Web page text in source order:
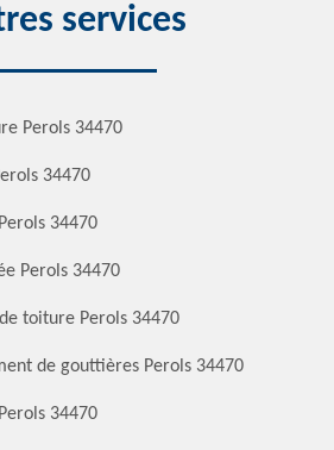
services
Perols 34470
34470
34470
Perols 34470
toiture Perols 34470
de gouttières Perols 34470
34470